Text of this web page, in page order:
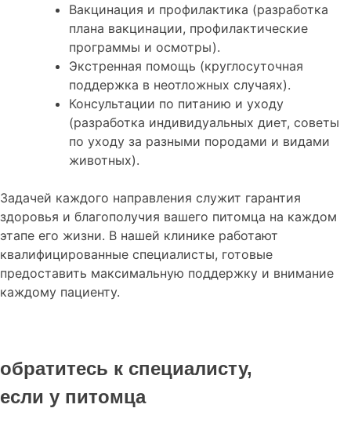
Вакцинация и профилактика (разработка
плана вакцинации, профилактические
программы и осмотры).
Экстренная помощь (круглосуточная
поддержка в неотложных случаях).
Консультации по питанию и уходу
(разработка индивидуальных диет, советы
по уходу за разными породами и видами
животных).
Задачей каждого направления служит гарантия
здоровья и благополучия вашего питомца на каждом
этапе его жизни. В нашей клинике работают
квалифицированные специалисты, готовые
предоставить максимальную поддержку и внимание
каждому пациенту.
обратитесь к специалисту,
если у питомца